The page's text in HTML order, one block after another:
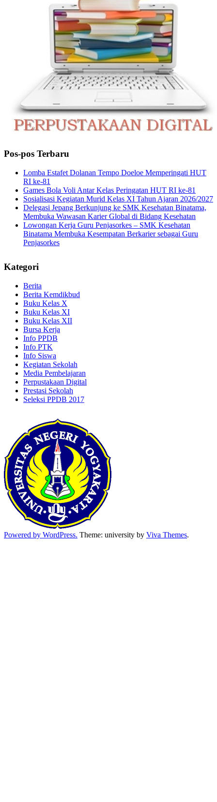
Pos-pos Terbaru
Lomba Estafet Dolanan Tempo Doeloe Memperingati HUT
RI ke-81
Games Bola Voli Antar Kelas Peringatan HUT RI ke-81
Sosialisasi Kegiatan Murid Kelas XI Tahun Ajaran 2026/2027
Delegasi Jepang Berkunjung ke SMK Kesehatan Binatama,
Membuka Wawasan Karier Global di Bidang Kesehatan
Lowongan Kerja Guru Penjasorkes – SMK Kesehatan
Binatama Membuka Kesempatan Berkarier sebagai Guru
Penjasorkes
Kategori
Berita
Berita Kemdikbud
Buku Kelas X
Buku Kelas XI
Buku Kelas XII
Bursa Kerja
Info PPDB
Info PTK
Info Siswa
Kegiatan Sekolah
Media Pembelajaran
Perpustakaan Digital
Prestasi Sekolah
Seleksi PPDB 2017
Powered by WordPress. Theme: university by Viva Themes.